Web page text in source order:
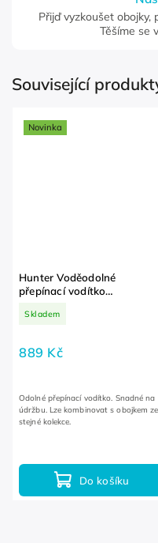
Přijď vyzkoušet obojky,
Těšíme se v
Související
Novinka
Hunter Voděodolné
přepínací vodítko
2 cm
Skladem
889 Kč
Do košíku
Odolné přepínací vodítko. Snadné na
údržbu. Lze kombinovat s obojkem ze
stejné kolekce.